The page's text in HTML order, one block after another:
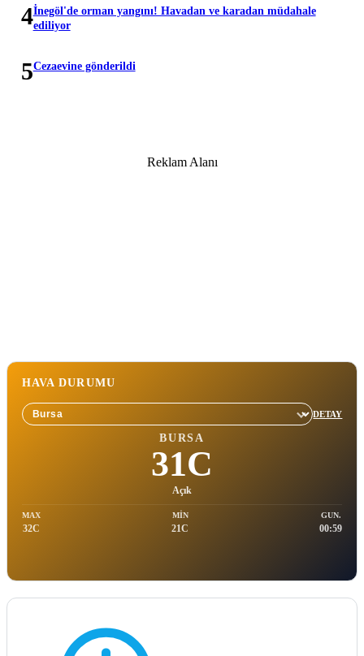
4İnegöl'de orman yangını! Havadan ve karadan müdahale
ediliyor
5Cezaevine gönderildi
Reklam Alanı
HAVA DURUMU
Sehir sec DETAY
BURSA
31C
Açık
MAX
32C
MIN
21C
GUN.
00:59